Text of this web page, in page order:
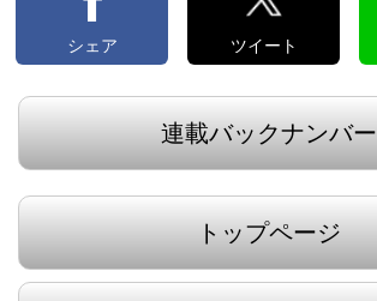
シェア ツイート
連載バックナンバー
トップページ